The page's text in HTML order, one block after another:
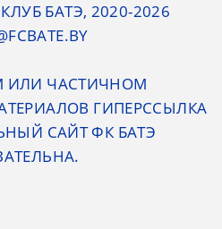
БАТЭ, 2020-2026
ИЛИ ЧАСТИЧНОМ
ГИПЕРССЫЛКА
САЙТ ФК БАТЭ